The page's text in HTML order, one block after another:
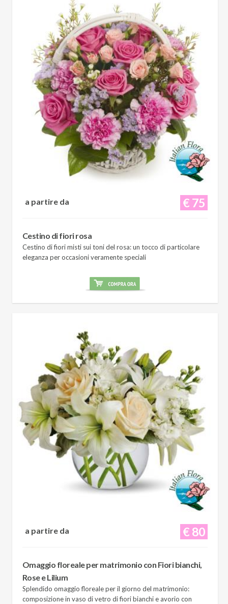
€ 75
a partire da
Cestino di fiori rosa
Cestino di fiori misti sui toni del rosa: un tocco di particolare
eleganza per occasioni veramente speciali
€ 80
a partire da
Omaggio floreale per matrimonio con Fiori bianchi,
Rose e Lilium
Splendido omaggio floreale per il giorno del matrimonio:
composizione in vaso di vetro di fiori bianchi e avorio con